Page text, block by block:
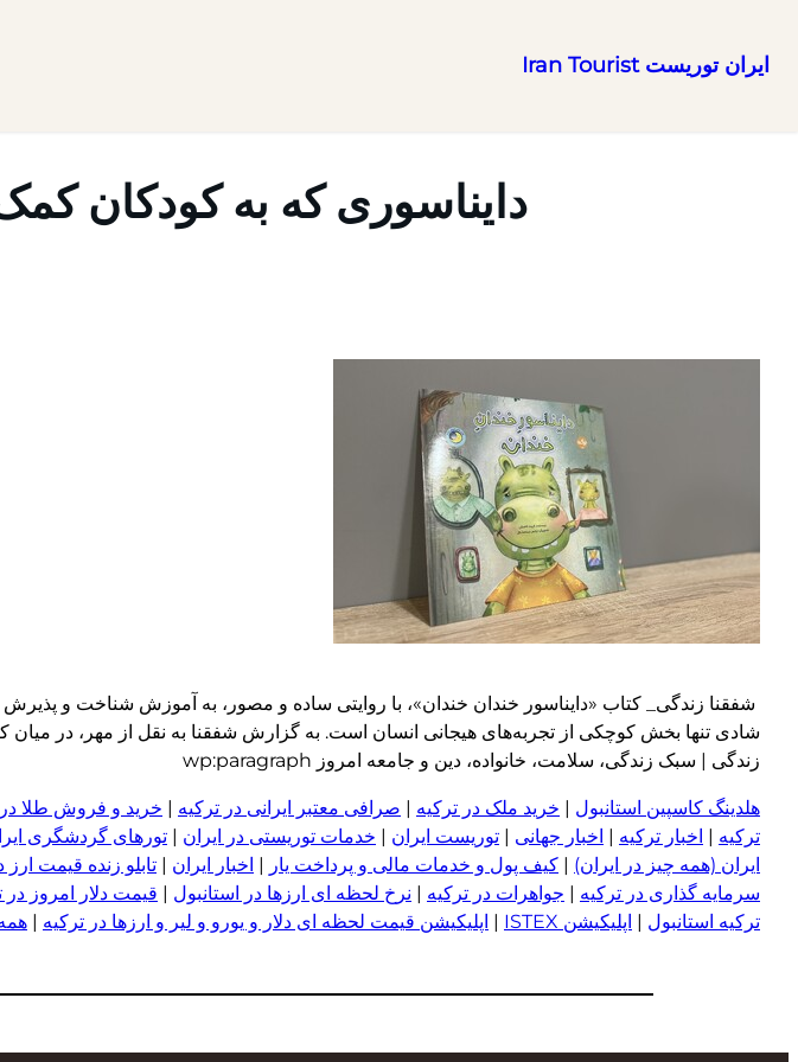
ایران توریست Iran Tourist
دایناسوری که به کودکان
شفقنا زندگی_ کتاب «دایناسور خندان خندان»، با روایتی ساده و مصور، به آموزش شناخت و
شادی تنها بخش کوچکی از تجربه‌های هیجانی انسان است. به گزارش شفقنا به نقل از مهر، در
زندگی | سبک زندگی، سلامت، خانواده، دین و جامعه امروز wp:paragraph
هلدینگ کاسپین استانبول | خرید ملک در ترکیه | صرافی معتبر ایرانی در ترکیه | خرید و فروش طلا در
ترکیه | اخبار ترکیه | اخبار جهانی | توریست ایران | خدمات توریستی در ایران | تورهای گردشگری
ایران (همه چیز در ایران) | کیف پول و خدمات مالی و پرداخت یار | اخبار ایران | تابلو زنده قیمت ارز
سرمایه گذاری در ترکیه | جواهرات در ترکیه | نرخ لحظه ای ارزها در استانبول | قیمت دلار امروز در
ترکیه استانبول | اپلیکیشن ISTEX | اپلیکیشن قیمت لحظه ای دلار و یورو و لیر و ار زها در ترکیه |